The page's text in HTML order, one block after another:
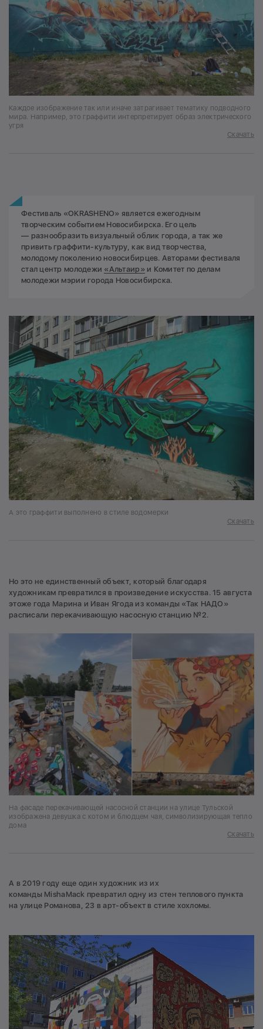
Каждое изображение так или иначе затрагивает тематику подводного
мира. Например, это граффити интерпретирует образ электрического
угря
Скачать
Фестиваль «OKRASHENO» является ежегодным
творческим событием Новосибирска. Его цель
— разнообразить визуальный облик города, а так же
привить граффити-культуру, как вид творчества,
молодому поколению новосибирцев. Авторами фестиваля
стал центр молодежи «Альтаир»и Комитет по делам
молодежи мэрии города Новосибирска.
А это граффити выполнено в стиле водомерки
Скачать
Но это не единственный объект, который благодаря
художникам превратился в произведение искусства. 15 августа
этоже года Марина и Иван Ягода из команды «Так НАДО»
расписали перекачивающую насосную станцию №2.
На фасаде перекачивающей насосной станции на улице Тульской
изображена девушка с котом и блюдцем чая, символизирующая тепло
дома
Скачать
А в 2019 году еще один художник из их
команды MishaMack превратил одну из стен теплового пункта
на улице Романова, 23 в арт-объект в стиле хохломы.